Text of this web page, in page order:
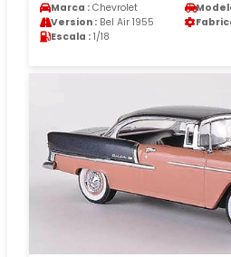
Marca : Chevrolet
Version : Bel Air 1955
Escala : 1/18